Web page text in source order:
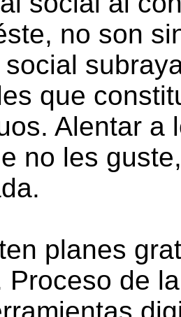
no son
que
Alentar a
no les
planes
Proceso de